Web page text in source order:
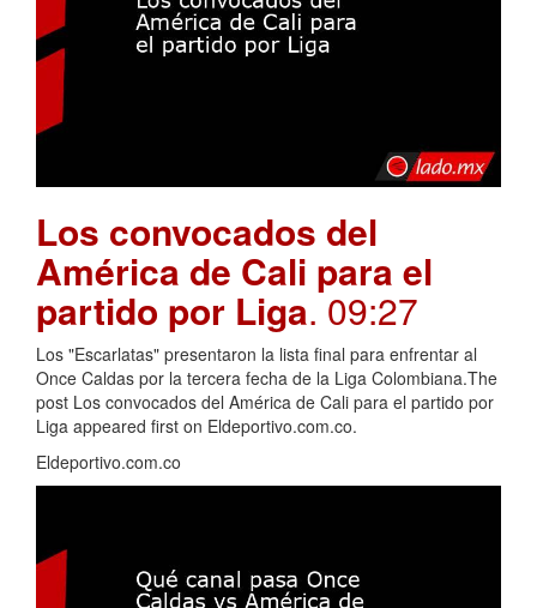
Los convocados del
América de Cali para el
partido por Liga. 09:27
Los "Escarlatas" presentaron la lista final para enfrentar al
Once Caldas por la tercera fecha de la Liga Colombiana.The
post Los convocados del América de Cali para el partido por
Liga appeared first on Eldeportivo.com.co.
Eldeportivo.com.co